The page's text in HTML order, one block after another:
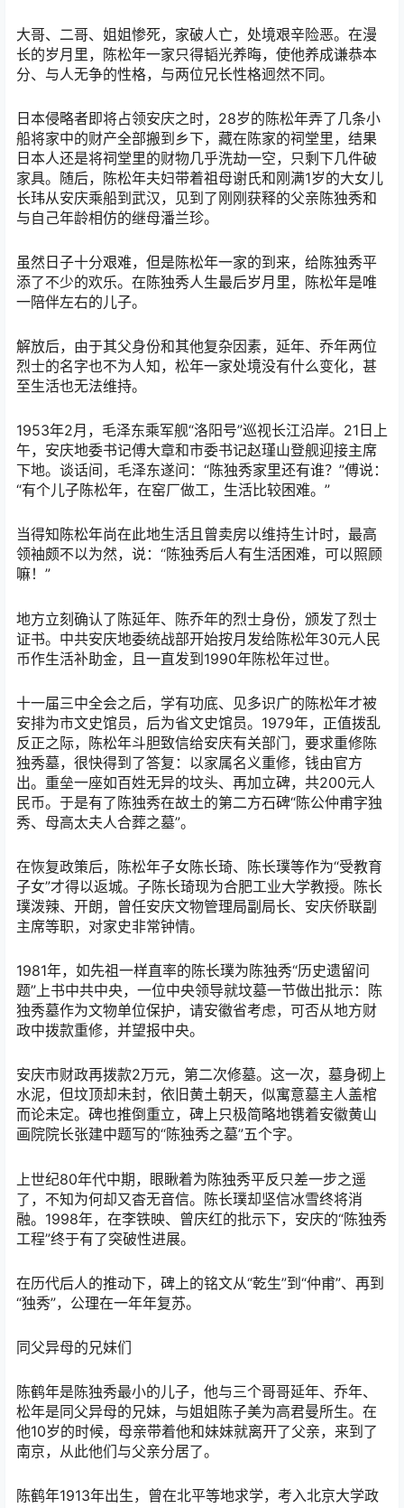
大哥、二哥、姐姐惨死，家破人亡，处境艰辛险恶。在漫
长的岁月里，陈松年一家只得韬光养晦，使他养成谦恭本
分、与人无争的性格，与两位兄长性格迥然不同。
日本侵略者即将占领安庆之时，28岁的陈松年弄了几条小
船将家中的财产全部搬到乡下，藏在陈家的祠堂里，结果
日本人还是将祠堂里的财物几乎洗劫一空，只剩下几件破
家具。随后，陈松年夫妇带着祖母谢氏和刚满1岁的大女儿
长玮从安庆乘船到武汉，见到了刚刚获释的父亲陈独秀和
与自己年龄相仿的继母潘兰珍。
虽然日子十分艰难，但是陈松年一家的到来，给陈独秀平
添了不少的欢乐。在陈独秀人生最后岁月里，陈松年是唯
一陪伴左右的儿子。
解放后，由于其父身份和其他复杂因素，延年、乔年两位
烈士的名字也不为人知，松年一家处境没有什么变化，甚
至生活也无法维持。
1953年2月，毛泽东乘军舰“洛阳号”巡视长江沿岸。21日上
午，安庆地委书记傅大章和市委书记赵瑾山登舰迎接主席
下地。谈话间，毛泽东遂问：“陈独秀家里还有谁？”傅说：
“有个儿子陈松年，在窑厂做工，生活比较困难。”
当得知陈松年尚在此地生活且曾卖房以维持生计时，最高
领袖颇不以为然，说：“陈独秀后人有生活困难，可以照顾
嘛！”
地方立刻确认了陈延年、陈乔年的烈士身份，颁发了烈士
证书。中共安庆地委统战部开始按月发给陈松年30元人民
币作生活补助金，且一直发到1990年陈松年过世。
十一届三中全会之后，学有功底、见多识广的陈松年才被
安排为市文史馆员，后为省文史馆员。1979年，正值拨乱
反正之际，陈松年斗胆致信给安庆有关部门，要求重修陈
独秀墓，很快得到了答复：以家属名义重修，钱由官方
出。重垒一座如百姓无异的坟头、再加立碑，共200元人
民币。于是有了陈独秀在故土的第二方石碑“陈公仲甫字独
秀、母高太夫人合葬之墓”。
在恢复政策后，陈松年子女陈长琦、陈长璞等作为“受教育
子女”才得以返城。子陈长琦现为合肥工业大学教授。陈长
璞泼辣、开朗，曾任安庆文物管理局副局长、安庆侨联副
主席等职，对家史非常钟情。
1981年，如先祖一样直率的陈长璞为陈独秀“历史遗留问
题”上书中共中央，一位中央领导就坟墓一节做出批示：陈
独秀墓作为文物单位保护，请安徽省考虑，可否从地方财
政中拨款重修，并望报中央。
安庆市财政再拨款2万元，第二次修墓。这一次，墓身砌上
水泥，但坟顶却未封，依旧黄土朝天，似寓意墓主人盖棺
而论未定。碑也推倒重立，碑上只极简略地镌着安徽黄山
画院院长张建中题写的“陈独秀之墓”五个字。
上世纪80年代中期，眼瞅着为陈独秀平反只差一步之遥
了，不知为何却又杳无音信。陈长璞却坚信冰雪终将消
融。1998年，在李铁映、曾庆红的批示下，安庆的“陈独秀
工程”终于有了突破性进展。
在历代后人的推动下，碑上的铭文从“乾生”到“仲甫”、再到
“独秀”，公理在一年年复苏。
同父异母的兄妹们
陈鹤年是陈独秀最小的儿子，他与三个哥哥延年、乔年、
松年是同父异母的兄妹，与姐姐陈子美为高君曼所生。在
他10岁的时候，母亲带着他和妹妹就离开了父亲，来到了
南京，从此他们与父亲分居了。
陈鹤年1913年出生，曾在北平等地求学，考入北京大学政